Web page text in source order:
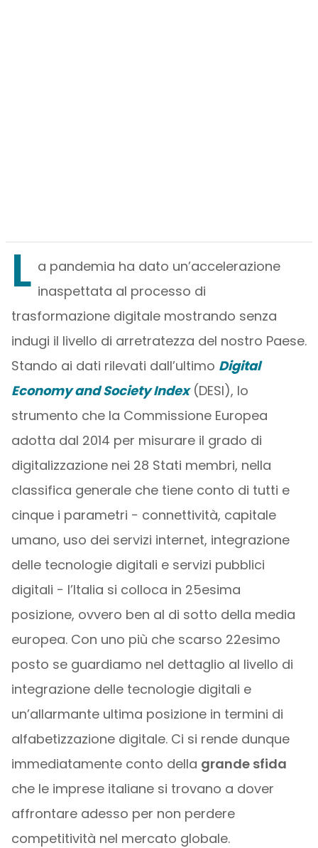
L a pandemia ha dato un’accelerazione
inaspettata al processo di
trasformazione digitale mostrando senza
indugi il livello di arretratezza del nostro Paese.
Stando ai dati rilevati dall’ultimo Digital
Economy and Society Index(DESI), lo
strumento che la Commissione Europea
adotta dal 2014 per misurare il grado di
digitalizzazione nei 28 Stati membri, nella
classifica generale che tiene conto di tutti e
cinque i parametri − connettività, capitale
umano, uso dei servizi internet, integrazione
delle tecnologie digitali e servizi pubblici
digitali − l’Italia si colloca in 25esima
posizione, ovvero ben al di sotto della media
europea. Con uno più che scarso 22esimo
posto se guardiamo nel dettaglio al livello di
integrazione delle tecnologie digitali e
un’allarmante ultima posizione in termini di
alfabetizzazione digitale. Ci si rende dunque
immediatamente conto della grande sfida
che le imprese italiane si trovano a dover
affrontare adesso per non perdere
competitività nel mercato globale.